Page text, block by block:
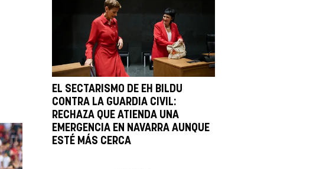
EL SECTARISMO DE EH BILDU
CONTRA LA GUARDIA CIVIL:
RECHAZA QUE ATIENDA UNA
EMERGENCIA EN NAVARRA AUNQUE
ESTÉ MÁS CERCA